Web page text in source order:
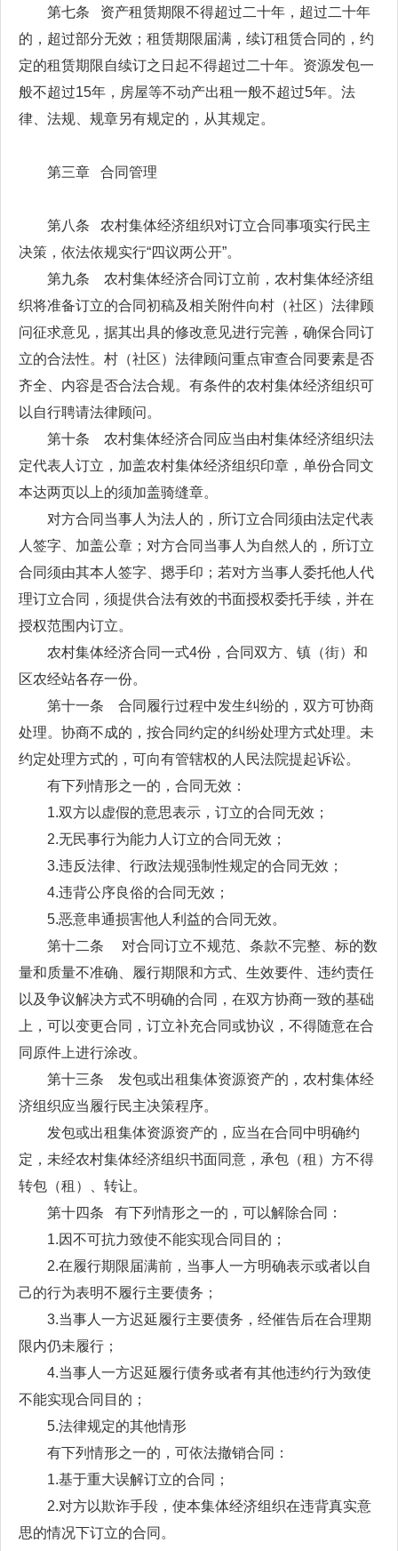
第七条 资产租赁期限不得超过二十年，超过二十年
的，超过部分无效；租赁期限届满，续订租赁合同的，约
定的租赁期限自续订之日起不得超过二十年。资源发包一
般不超过15年，房屋等不动产出租一般不超过5年。法
律、法规、规章另有规定的，从其规定。
第三章 合同管理
第八条 农村集体经济组织对订立合同事项实行民主
决策，依法依规实行“四议两公开”。
第九条 农村集体经济合同订立前，农村集体经济组
织将准备订立的合同初稿及相关附件向村（社区）法律顾
问征求意见，据其出具的修改意见进行完善，确保合同订
立的合法性。村（社区）法律顾问重点审查合同要素是否
齐全、内容是否合法合规。有条件的农村集体经济组织可
以自行聘请法律顾问。
第十条 农村集体经济合同应当由村集体经济组织法
定代表人订立，加盖农村集体经济组织印章，单份合同文
本达两页以上的须加盖骑缝章。
对方合同当事人为法人的，所订立合同须由法定代表
人签字、加盖公章；对方合同当事人为自然人的，所订立
合同须由其本人签字、摁手印；若对方当事人委托他人代
理订立合同，须提供合法有效的书面授权委托手续，并在
授权范围内订立。
农村集体经济合同一式4份，合同双方、镇（街）和
区农经站各存一份。
第十一条 合同履行过程中发生纠纷的，双方可协商
处理。协商不成的，按合同约定的纠纷处理方式处理。未
约定处理方式的，可向有管辖权的人民法院提起诉讼。
有下列情形之一的，合同无效：
1.双方以虚假的意思表示，订立的合同无效；
2.无民事行为能力人订立的合同无效；
3.违反法律、行政法规强制性规定的合同无效；
4.违背公序良俗的合同无效；
5.恶意串通损害他人利益的合同无效。
第十二条 对合同订立不规范、条款不完整、标的数
量和质量不准确、履行期限和方式、生效要件、违约责任
以及争议解决方式不明确的合同，在双方协商一致的基础
上，可以变更合同，订立补充合同或协议，不得随意在合
同原件上进行涂改。
第十三条 发包或出租集体资源资产的，农村集体经
济组织应当履行民主决策程序。
发包或出租集体资源资产的，应当在合同中明确约
定，未经农村集体经济组织书面同意，承包（租）方不得
转包（租）、转让。
第十四条 有下列情形之一的，可以解除合同：
1.因不可抗力致使不能实现合同目的；
2.在履行期限届满前，当事人一方明确表示或者以自
己的行为表明不履行主要债务；
3.当事人一方迟延履行主要债务，经催告后在合理期
限内仍未履行；
4.当事人一方迟延履行债务或者有其他违约行为致使
不能实现合同目的；
5.法律规定的其他情形
有下列情形之一的，可依法撤销合同：
1.基于重大误解订立的合同；
2.对方以欺诈手段，使本集体经济组织在违背真实意
思的情况下订立的合同。